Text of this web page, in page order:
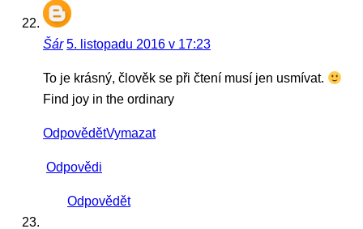
Šár 5. listopadu 2016 v 17:23
To je krásný, člověk se při čtení musí jen usmívat.
Find joy in the ordinary
OdpovědětVymazat
Odpovědi
Odpovědět